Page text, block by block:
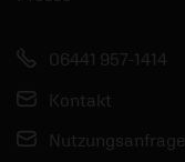
06441 957-1414
Kontakt
Nutzungsanfrage